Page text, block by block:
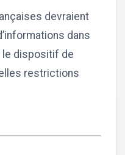
devraient
dans
le dispositif de
restrictions